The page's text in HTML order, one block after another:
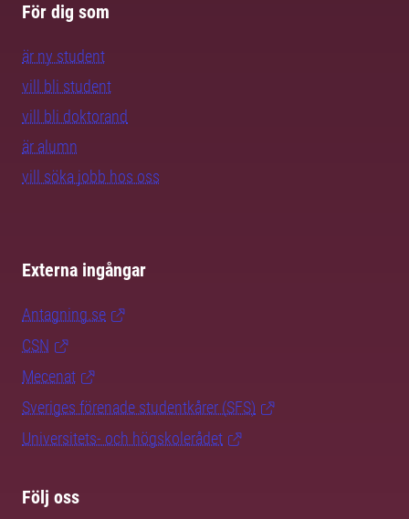
För dig som
är ny student
vill bli student
vill bli doktorand
är alumn
vill söka jobb hos oss
Externa ingångar
Antagning.se
CSN
Mecenat
Sveriges förenade studentkårer (SFS)
Universitets- och högskolerådet
Följ oss